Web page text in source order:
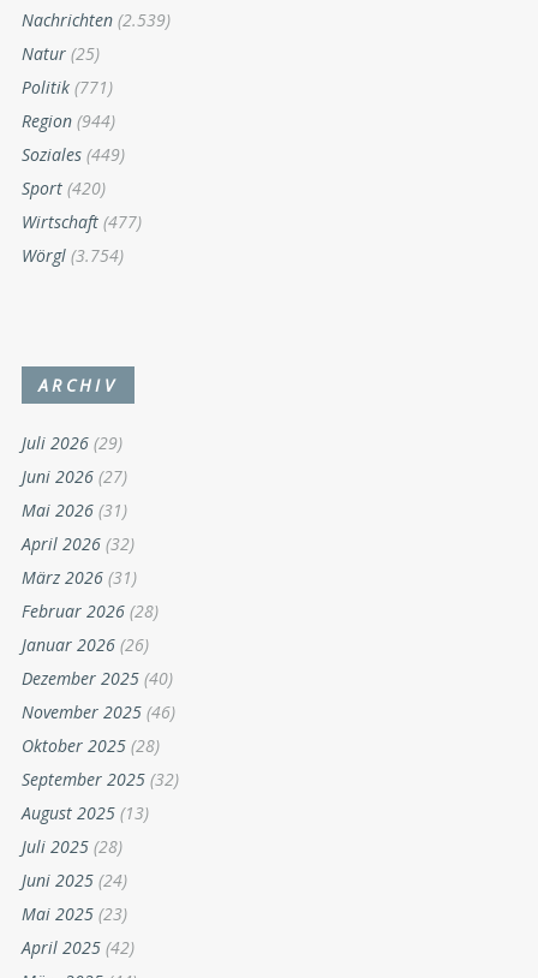
Nachrichten (2.539)
Natur (25)
Politik (771)
Region (944)
Soziales (449)
Sport (420)
Wirtschaft (477)
Wörgl (3.754)
ARCHIV
Juli 2026 (29)
Juni 2026 (27)
Mai 2026 (31)
April 2026 (32)
März 2026 (31)
Februar 2026 (28)
Januar 2026 (26)
Dezember 2025 (40)
November 2025 (46)
Oktober 2025 (28)
September 2025 (32)
August 2025 (13)
Juli 2025 (28)
Juni 2025 (24)
Mai 2025 (23)
April 2025 (42)